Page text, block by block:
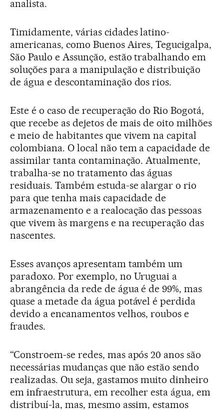
analista.
Timidamente, várias cidades latino-
americanas, como Buenos Aires, Tegucigalpa,
São Paulo e Assunção, estão trabalhando em
soluções para a manipulação e distribuição
de água e descontaminação dos rios.
Este é o caso de recuperação do Rio Bogotá,
que recebe as dejetos de mais de oito milhões
e meio de habitantes que vivem na capital
colombiana. O local não tem a capacidade de
assimilar tanta contaminação. Atualmente,
trabalha-se no tratamento das águas
residuais. Também estuda-se alargar o rio
para que tenha mais capacidade de
armazenamento e a realocação das pessoas
que vivem às margens e na recuperação das
nascentes.
Esses avanços apresentam também um
paradoxo. Por exemplo, no Uruguai a
abrangência da rede de água é de 99%, mas
quase a metade da água potável é perdida
devido a encanamentos velhos, roubos e
fraudes.
“Constroem-se redes, mas após 20 anos são
necessárias mudanças que não estão sendo
realizadas. Ou seja, gastamos muito dinheiro
em infraestrutura, em recolher esta água, em
distribuí-la, mas, mesmo assim, estamos